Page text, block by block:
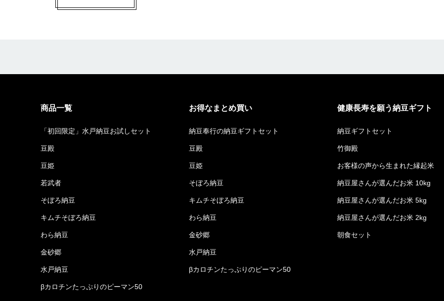
商品一覧
「初回限定」水戸納豆お試しセット
豆殿
豆姫
若武者
そぼろ納豆
キムチそぼろ納豆
わら納豆
金砂郷
水戸納豆
βカロチンたっぷりのピーマン50
お得なまとめ買い
納豆奉行の納豆ギフトセット
豆殿
豆姫
そぼろ納豆
キムチそぼろ納豆
わら納豆
金砂郷
水戸納豆
βカロチンたっぷりのピーマン50
健康長寿を願う納豆ギフト
納豆ギフトセット
竹御殿
お客様の声から生まれた縁起米
納豆屋さんが選んだお米 10kg
納豆屋さんが選んだお米 5kg
納豆屋さんが選んだお米 2kg
朝食セット